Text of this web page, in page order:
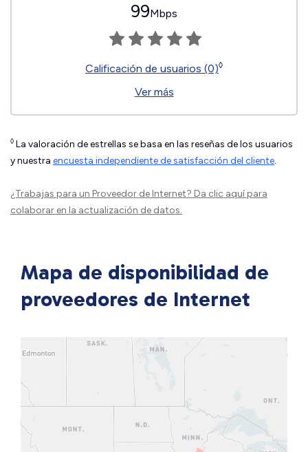
99Mbps
Calificación de usuarios (0)◊
Ver más
◊ La valoración de estrellas se basa en las reseñas de los usuarios
y nuestra encuesta independiente de satisfacción del cliente.
¿Trabajas para un Proveedor de Internet? Da clic aquípara
colaborar en la actualización de datos.
Mapa de disponibilidad de
proveedores de Internet